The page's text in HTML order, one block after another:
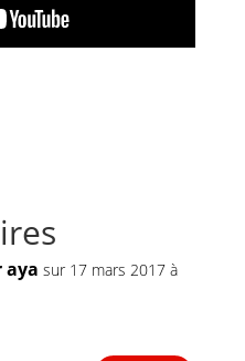
sur 17 mars 2017 à